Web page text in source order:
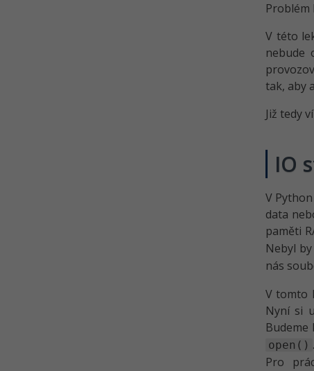
Problém
V této
nebude
tak, aby
Již tedy
IO
V
data
paměti
Nebyl
nás
V tomto
Nyní si
open()
Pro